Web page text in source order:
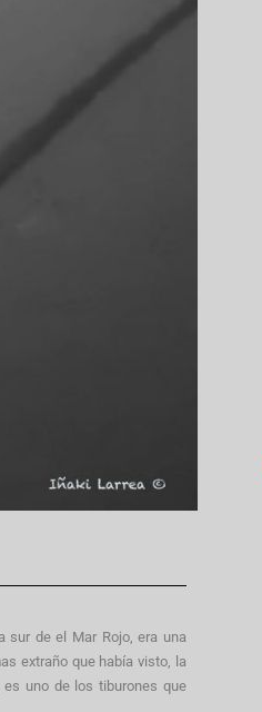
sur de el Mar Rojo, era una
extraño que había visto, la
es uno de los tiburones que